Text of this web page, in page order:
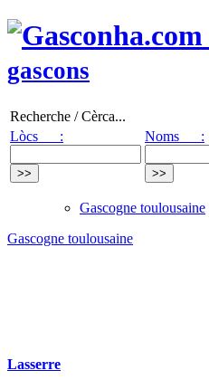
gascons
Recherche / Cèrca...
Lòcs :
Noms :
Gascogne toulousaine
Gascogne toulousaine
Lasserre